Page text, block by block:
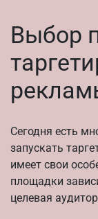
Выбор
Сегодня есть
запускать
имеет свои
площадки
целевая